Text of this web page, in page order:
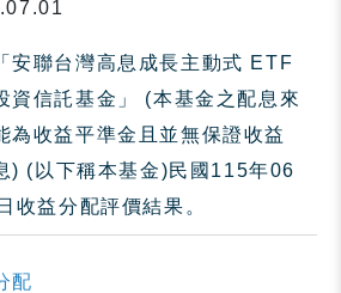
安聯台灣高息成長主動式 ETF
資信託基金」 (本基金之配息來
為收益平準金且並無保證收益
) (以下稱本基金)民國115年06
收益分配評價結果。
配